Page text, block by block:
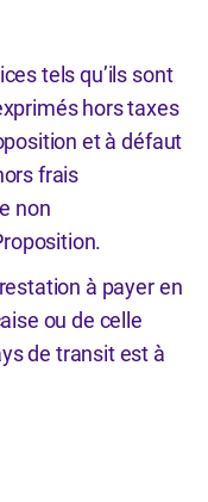
tels qu’ils sont
hors taxes
et à défaut
frais
non
à payer en
ou de celle
de transit est à